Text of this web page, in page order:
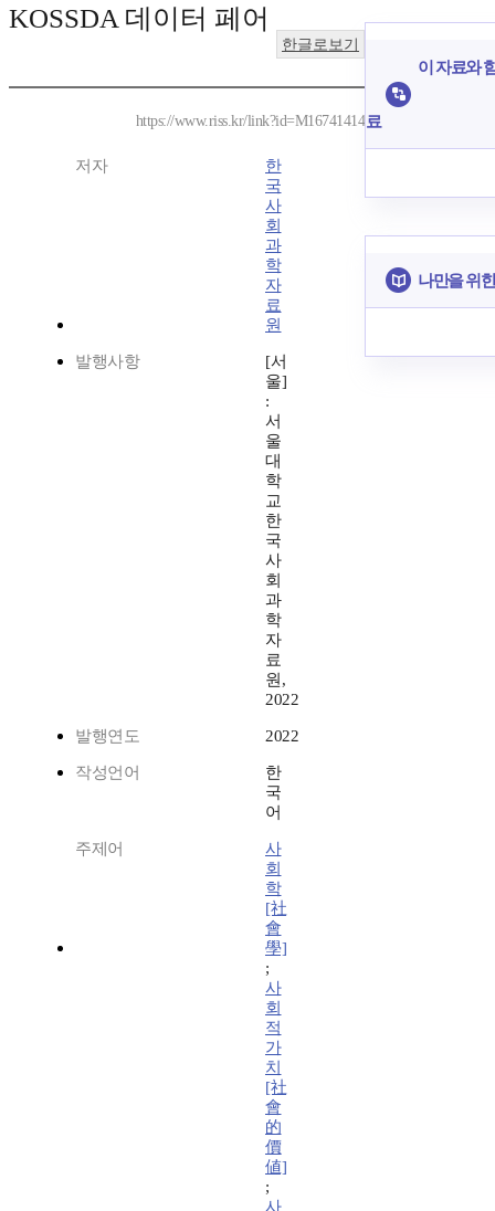
KOSSDA 데이터 페어
한글로보기
https://www.riss.kr/link?id=M16741414
저자
한
국
사
회
과
학
자
료
원
발행사항
[서
울]
:
서
울
대
학
교
한
국
사
회
과
학
자
료
원,
2022
발행연도 2022
작성언어
한
국
어
주제어
사
회
학
[社
會
學]
;
사
회
적
가
치
[社
會
的
價
値]
;
사
이 자료와
료
나만을 위